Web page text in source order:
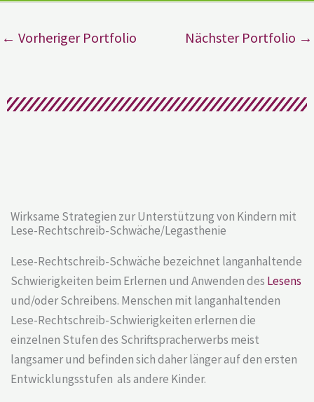
← Vorheriger Portfolio Nächster Portfolio →
Wirksame Strategien zur Unterstützung von Kindern mit
Lese-Rechtschreib-Schwäche/Legasthenie
Lese-Rechtschreib-Schwäche bezeichnet langanhaltende
Schwierigkeiten beim Erlernen und Anwenden des Lesens
und/oder Schreibens. Menschen mit langanhaltenden
Lese-Rechtschreib-Schwierigkeiten erlernen die
einzelnen Stufen des Schriftspracherwerbs meist
langsamer und befinden sich daher länger auf den ersten
Entwicklungsstufen als andere Kinder.